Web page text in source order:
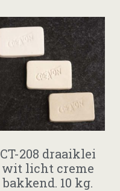
CT-208 draaiklei
wit licht creme
bakkend. 10 kg.